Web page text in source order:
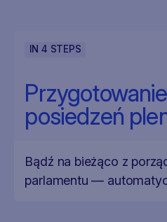
IN4 STEPS
posiedzeń
Bądź na bieżąco z
parlamentu —